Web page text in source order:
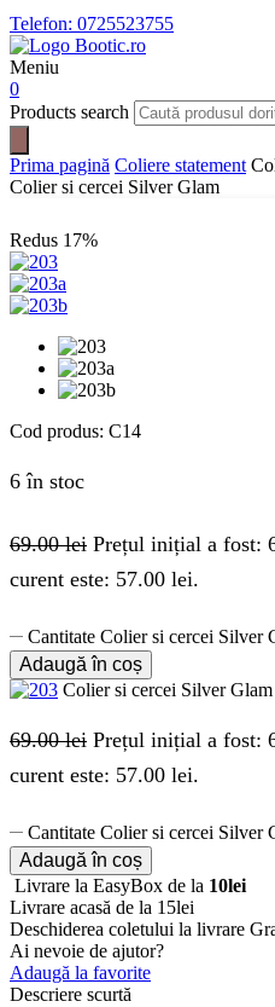
Telefon: 0725523755
Meniu
0
Products search
Prima pagină Coliere statement
Colier si cercei Silver Glam
Redus 17%
Cod produs: C14
6 în stoc
69.00lei Prețul inițial a fost:
curent este: 57.00 lei.
Cantitate Colier si cercei Silver
Adaugă în coș
Colier si cercei Silver Glam
69.00lei Prețul inițial a fost:
curent este: 57.00 lei.
Cantitate Colier si cercei Silver
Adaugă în coș
Livrare la EasyBox de la 10lei
Livrare acasă de la 15lei
Deschiderea coletului la livrare
Ai nevoie de ajutor?
Adaugă la favorite
Descriere scurtă